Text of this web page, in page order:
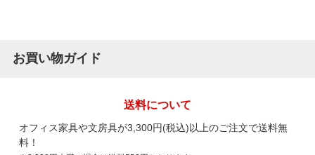
お買い物ガイド
送料について
オフィス家具や文房具が3,300円(税込)以上のご注文で送料無
料！